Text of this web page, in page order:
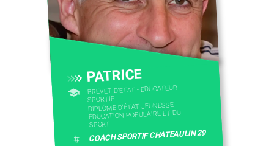
CONTACTEZ-NOUS
PATRICE
BREVET D'ETAT - EDUCATEUR
SPORTIF
DIPLÔME D'ÉTAT JEUNESSE
ÉDUCATION POPULAIRE ET DU
SPORT
# COACH SPORTIF CHATEAULIN 29